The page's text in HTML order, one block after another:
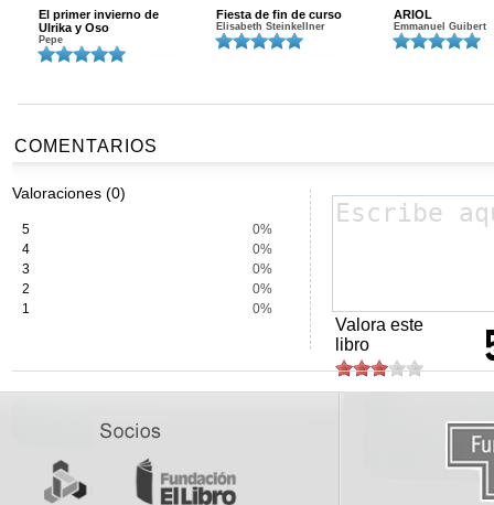
El primer invierno de
Ulrika y Oso
Pepe
Fiesta de fin de curso
Elisabeth Steinkellner
ARIOL
Emmanuel Guibert
COMENTARIOS
Valoraciones (0)
5
0%
4
0%
3
0%
2
0%
1
0%
Valora este
libro